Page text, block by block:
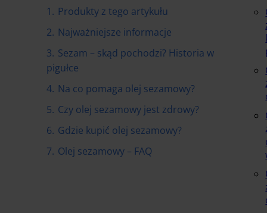
1. Produkty z tego artykułu
2. Najważniejsze informacje
3. Sezam – skąd pochodzi? Historia w
pigułce
4. Na co pomaga olej sezamowy?
5. Czy olej sezamowy jest zdrowy?
6. Gdzie kupić olej sezamowy?
7. Olej sezamowy – FAQ